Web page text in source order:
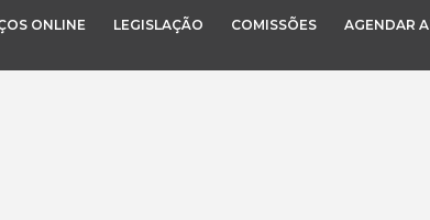
ONLINE LEGISLAÇÃO COMISSÕES
AGENDAR